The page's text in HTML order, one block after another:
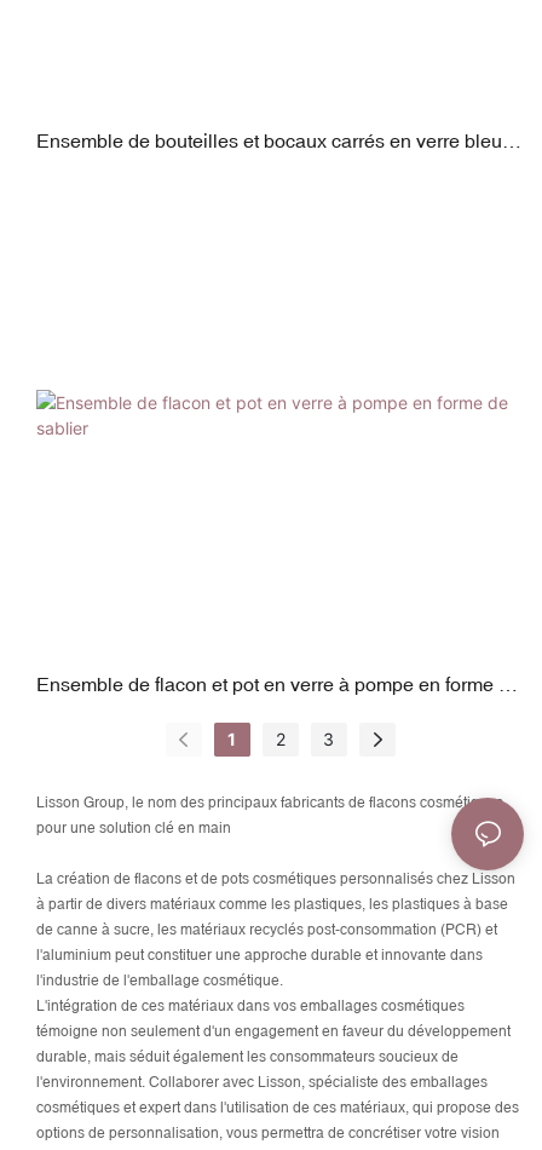
Ensemble de bouteilles et bocaux carrés en verre bleu
Ensemble de flacon et pot en verre à pompe en forme de
1 2 3
Lisson Group, le nom des principaux fabricants de flacons cosmétiques
pour une solution clé en main
La création de flacons et de pots cosmétiques personnalisés chez Lisson
à partir de divers matériaux comme les plastiques, les plastiques à base
de canne à sucre, les matériaux recyclés post-consommation (PCR) et
l'aluminium peut constituer une approche durable et innovante dans
l'industrie de l'emballage cosmétique.
L'intégration de ces matériaux dans vos emballages cosmétiques
témoigne non seulement d'un engagement en faveur du développement
durable, mais séduit également les consommateurs soucieux de
l'environnement. Collaborer avec Lisson, spécialiste des emballages
cosmétiques et expert dans l'utilisation de ces matériaux, qui propose des
options de personnalisation, vous permettra de concrétiser votre vision